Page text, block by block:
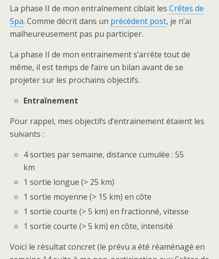
La phase II de mon entraînement ciblait les Crêtes de
Spa. Comme décrit dans un précédent post, je n’ai
malheureusement pas pu participer.
La phase II de mon entrainement s’arrête tout de
même, il est temps de faire un bilan avant de se
projeter sur les prochains objectifs.
Entraînement
Pour rappel, mes objectifs d’entrainement étaient les
suivants :
4 sorties par semaine, distance cumulée : 55
km
1 sortie longue (> 25 km)
1 sortie moyenne (> 15 km) en côte
1 sortie courte (> 5 km) en fractionné, vitesse
1 sortie courte (> 5 km) en côte, intensité
Voici le résultat concret (le prévu a été réaménagé en